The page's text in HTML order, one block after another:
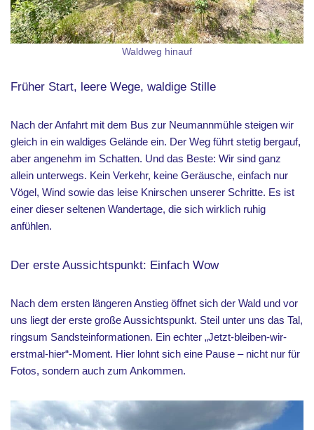
Waldweg hinauf
Früher Start, leere Wege, waldige Stille
Nach der Anfahrt mit dem Bus zur Neumannmühle steigen wir
gleich in ein waldiges Gelände ein. Der Weg führt stetig bergauf,
aber angenehm im Schatten. Und das Beste: Wir sind ganz
allein unterwegs. Kein Verkehr, keine Geräusche, einfach nur
Vögel, Wind sowie das leise Knirschen unserer Schritte. Es ist
einer dieser seltenen Wandertage, die sich wirklich ruhig
anfühlen.
Der erste Aussichtspunkt: Einfach Wow
Nach dem ersten längeren Anstieg öffnet sich der Wald und vor
uns liegt der erste große Aussichtspunkt. Steil unter uns das Tal,
ringsum Sandsteinformationen. Ein echter „Jetzt-bleiben-wir-
erstmal-hier“-Moment. Hier lohnt sich eine Pause – nicht nur für
Fotos, sondern auch zum Ankommen.